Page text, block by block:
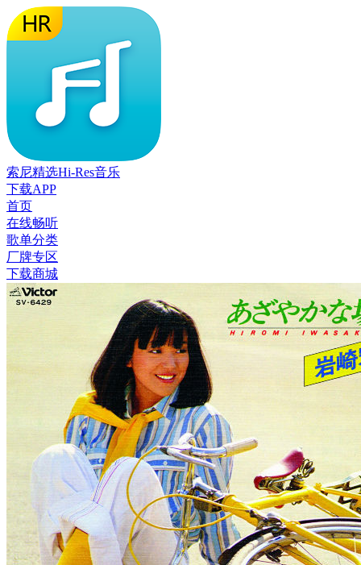
索尼精选Hi-Res音乐
下载APP
首页
在线畅听
歌单分类
厂牌专区
下载商城